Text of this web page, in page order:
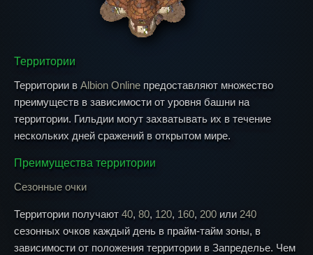
Территории
Территории в Albion Online предоставляют множество
преимуществ в зависимости от уровня башни на
территории. Гильдии могут захватывать их в течение
нескольких дней сражений в открытом мире.
Преимущества территории
Сезонные очки
Территории получают 40, 80, 120, 160, 200 или 240
сезонных очков каждый день в прайм-тайм зоны, в
зависимости от положения территории в Запределье. Чем